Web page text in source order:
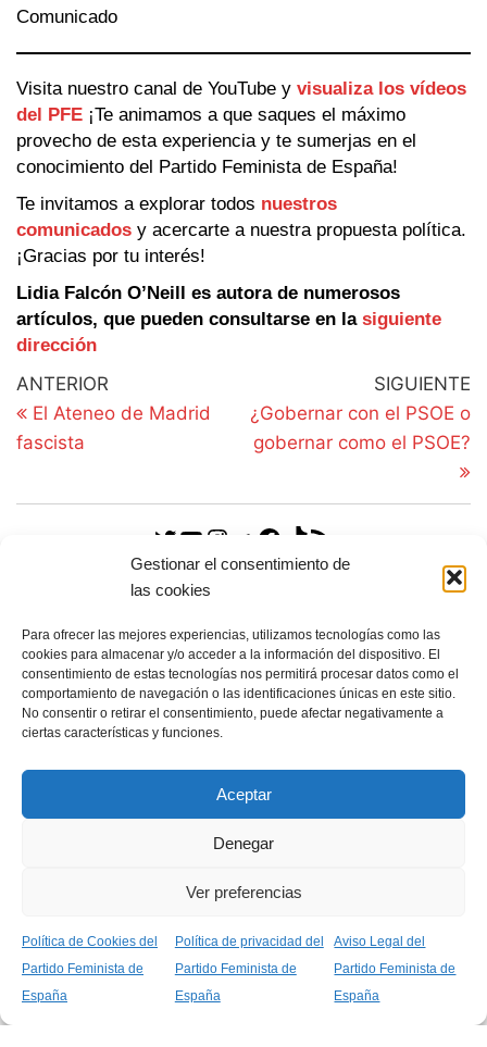
Gestionar el consentimiento de
las cookies
Para ofrecer las mejores experiencias, utilizamos tecnologías como las
cookies para almacenar y/o acceder a la información del dispositivo. El
consentimiento de estas tecnologías nos permitirá procesar datos como el
comportamiento de navegación o las identificaciones únicas en este sitio.
No consentir o retirar el consentimiento, puede afectar negativamente a
ciertas características y funciones.
Aceptar
Denegar
Ver preferencias
Política de Cookies del
Partido Feminista de
España
Política de privacidad del
Partido Feminista de
España
Aviso Legal del
Partido Feminista de
España
Comunicado
Visita nuestro canal de YouTube y visualiza los vídeos
del PFE ¡Te animamos a que saques el máximo
provecho de esta experiencia y te sumerjas en el
conocimiento del Partido Feminista de España!
Te invitamos a explorar todos nuestros
comunicados y acercarte a nuestra propuesta política.
¡Gracias por tu interés!
Lidia Falcón O’Neill es autora de numerosos
artículos, que pueden consultarse en la siguiente
dirección
ANTERIOR
El Ateneo de Madrid
fascista
SIGUIENTE
¿Gobernar con el PSOE o
gobernar como el PSOE?
Documentos
Artículos
Comunicados
Convocatorias
Entrevistas